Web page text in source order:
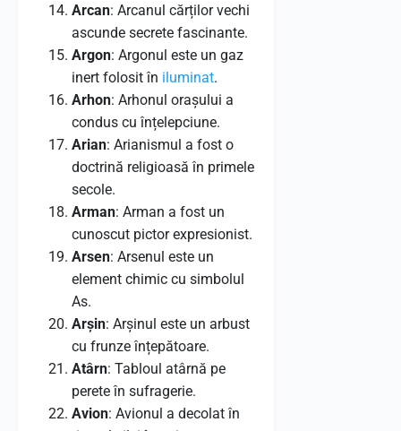
Arcan: Arcanul cărților vechi
ascunde secrete fascinante.
Argon: Argonul este un gaz
inert folosit în iluminat.
Arhon: Arhonul orașului a
condus cu înțelepciune.
Arian: Arianismul a fost o
doctrină religioasă în primele
secole.
Arman: Arman a fost un
cunoscut pictor expresionist.
Arsen: Arsenul este un
element chimic cu simbolul
As.
Arșin: Arșinul este un arbust
cu frunze înțepătoare.
Atârn: Tabloul atârnă pe
perete în sufragerie.
Avion: Avionul a decolat în